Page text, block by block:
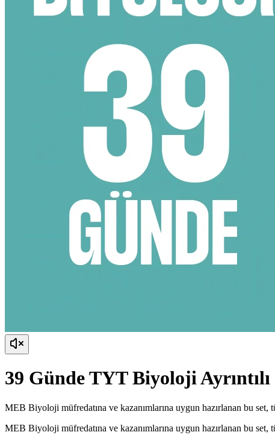
39 Günde TYT Biyoloji
MEB Biyoloji müfredatına ve kazanımlarına uygun hazırlanan bu
MEB Biyoloji müfredatına ve kazanımlarına uygun hazırlanan bu